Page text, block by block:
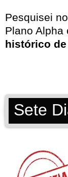
Pesquisei no
Plano Alpha
histórico
Sete